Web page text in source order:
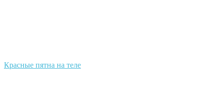
Красные пятна на теле